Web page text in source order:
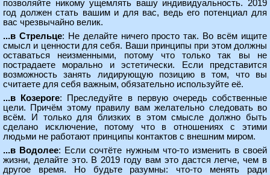
позволяйте никому ущемлять вашу индивидуальность. 2019
год должен стать вашим и для вас, ведь его потенциал для
вас чрезвычайно велик.
...в Стрельце: Не делайте ничего просто так. Во всём ищите
смысл и ценности для себя. Ваши принципы при этом должны
оставаться неизменными, потому что только так вы не
пострадаете морально и эстетически. Если представится
возможность занять лидирующую позицию в том, что вы
считаете для себя важным, обязательно используйте её.
...в Козероге: Преследуйте в первую очередь собственные
цели. Причём этому правилу вам желательно следовать во
всём. И только для близких в этом смысле должно быть
сделано исключение, потому что в отношениях с этими
людьми не работают принципы контактов с внешним миром.
...в Водолее: Если сочтёте нужным что-то изменить в своей
жизни, делайте это. В 2019 году вам это дастся легче, чем в
другое время. Но будьте разумны: что-то менять ради